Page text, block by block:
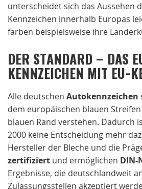
unterscheidet sich das Aussehen
Kennzeichen innerhalb Europas
färben beispielsweise ihre
DER STANDARD – DAS
KENNZEICHEN MIT EU-
Alle deutschen Autokennzeichen
dem europäischen blauen
blauen Rand verstehen. Dadurch
2000 keine Entscheidung mehr
Hersteller der Bleche und die
zertifiziert und ermöglichen DIN-
Ergebnisse, die deutschlandweit
Zulassungsstellen akzeptiert